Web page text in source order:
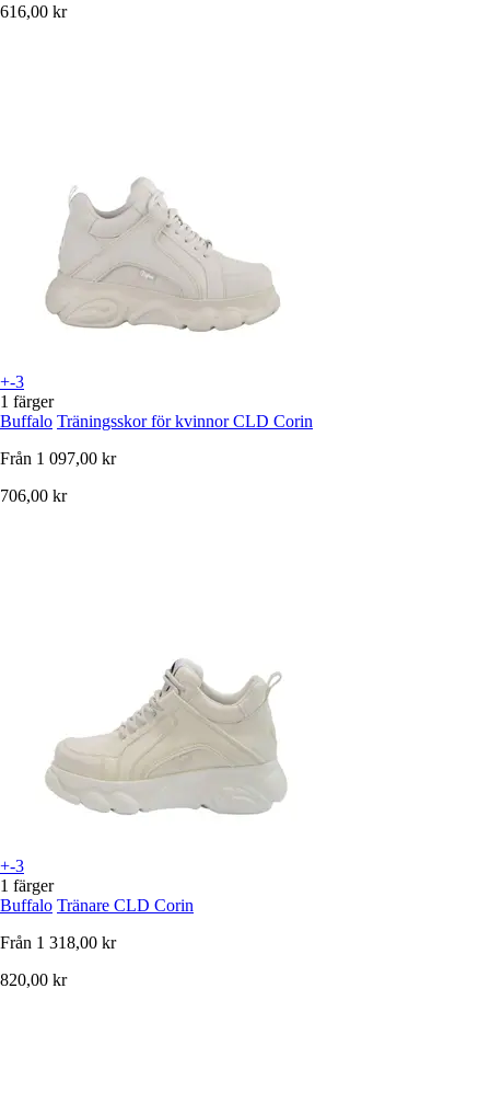
616,00 kr
+-3
1 färger
Buffalo Träningsskor för kvinnor CLD Corin
Från 1 097,00 kr
706,00 kr
+-3
1 färger
Buffalo Tränare CLD Corin
Från 1 318,00 kr
820,00 kr